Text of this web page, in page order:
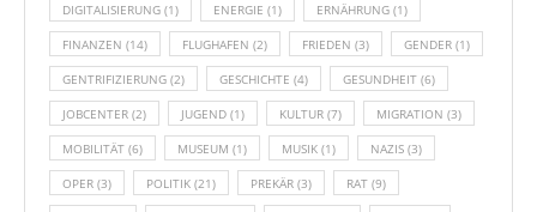
DIGITALISIERUNG (1) ENERGIE (1) ERNÄHRUNG (1)
FINANZEN (14) FLUGHAFEN (2) FRIEDEN (3) GENDER (1)
GENTRIFIZIERUNG (2) GESCHICHTE (4) GESUNDHEIT (6)
JOBCENTER (2) JUGEND (1) KULTUR (7) MIGRATION (3)
MOBILITÄT (6) MUSEUM (1) MUSIK (1) NAZIS (3)
OPER (3) POLITIK (21) PREKÄR (3) RAT (9)